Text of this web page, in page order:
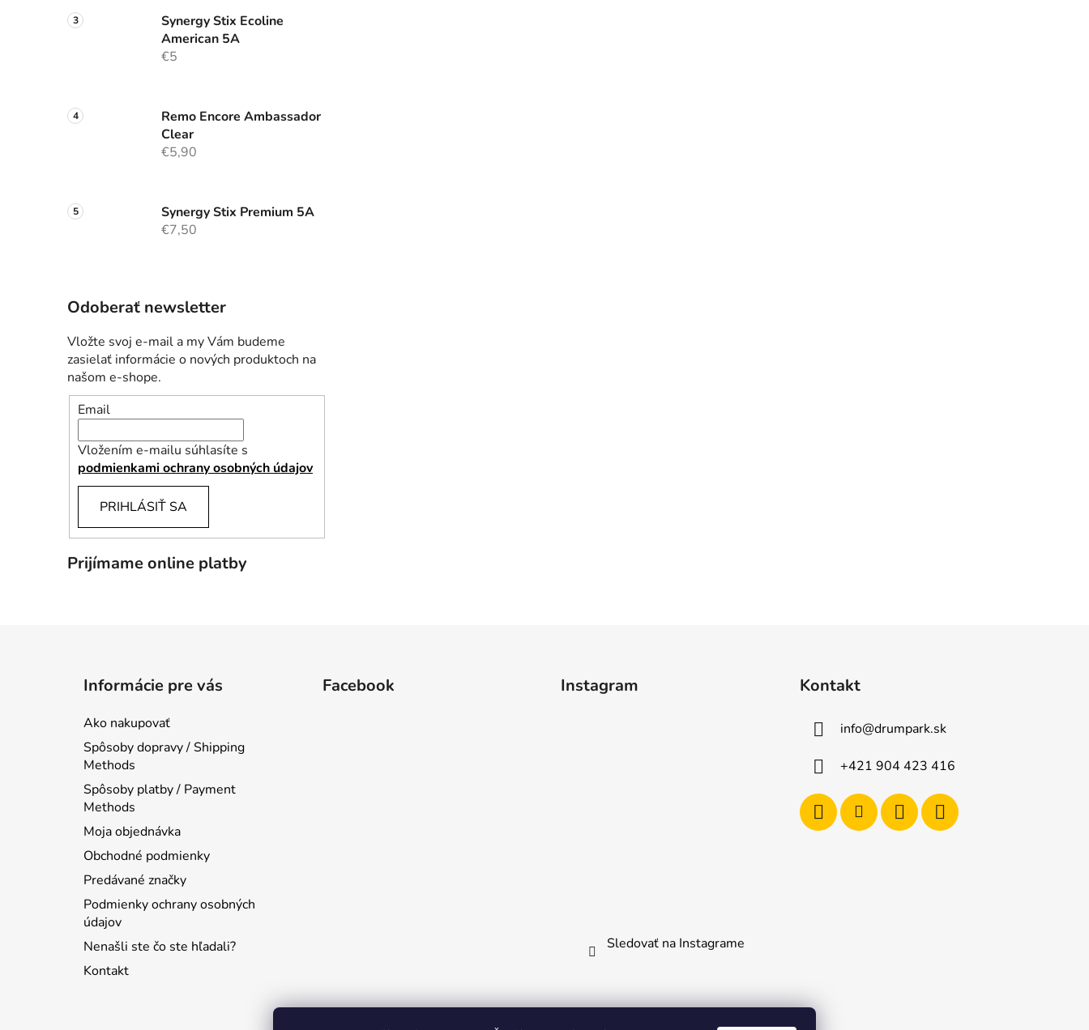
Synergy Stix Ecoline
American 5A
€5
Remo Encore Ambassador
Clear
€5,90
Synergy Stix Premium 5A
€7,50
Odoberať newsletter
Vložte svoj e-mail a my Vám budeme
zasielať informácie o nových produktoch na
našom e-shope.
Email
Vložením e-mailu súhlasíte s
podmienkami ochrany osobných údajov
PRIHLÁSIŤ SA
Prijímame online platby
Informácie pre vás
Ako nakupovať
Spôsoby dopravy / Shipping
Methods
Spôsoby platby / Payment
Methods
Moja objednávka
Obchodné podmienky
Predávané značky
Podmienky ochrany osobných
údajov
Nenašli ste čo ste hľadali?
Kontakt
Facebook Instagram
Sledovať na Instagrame
Kontakt
info@drumpark.sk
+421 904 423 416